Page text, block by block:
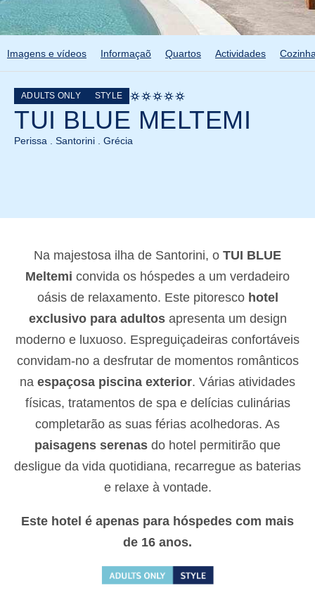
Imagens e vídeos Informaçaõ Quartos Actividades
ADULTS ONLY STYLE
TUI BLUE MELTEMI
Perissa . Santorini . Grécia
Na majestosa ilha de Santorini, o TUI BLUE
Meltemi convida os hóspedes a um verdadeiro
oásis de relaxamento. Este pitoresco hotel
exclusivo para adultos apresenta um design
moderno e luxuoso. Espreguiçadeiras confortáveis
convidam-no a desfrutar de momentos românticos
na espaçosa piscina exterior. Várias atividades
físicas, tratamentos de spa e delícias culinárias
completarão as suas férias acolhedoras. As
paisagens serenas do hotel permitirão que
desligue da vida quotidiana, recarregue as baterias
e relaxe à vontade.
Este hotel é apenas para hóspedes com mais
de 16 anos.